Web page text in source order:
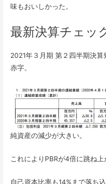
味もおいしかった。
最新決算チェッ
2021年３月期 第２四半期決
赤字。
純資産の減少が大きい。
これによりPBRが4倍に跳ね上
自己資本比率も14%まで落ち込